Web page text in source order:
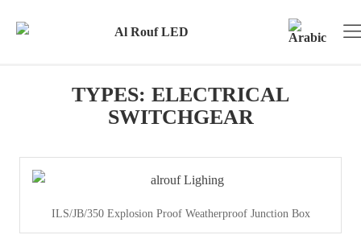
TYPES: ELECTRICAL
SWITCHGEAR
ILS/JB/350 Explosion Proof Weatherproof Junction Box